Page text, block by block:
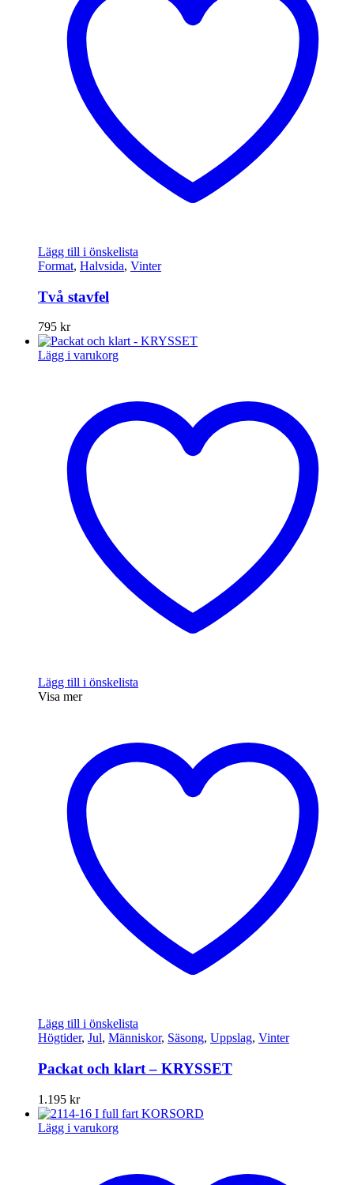
Lägg till i önskelista
Format, Halvsida, Vinter
Två stavfel
795 kr
Lägg i varukorg
Lägg till i önskelista
Visa mer
Lägg till i önskelista
Högtider, Jul, Människor, Säsong, Uppslag, Vinter
Packat och klart – KRYSSET
1.195 kr
Lägg i varukorg